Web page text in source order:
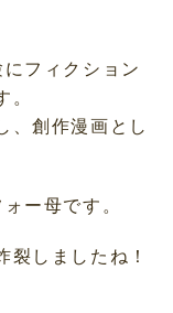
フィクション
、創作漫画とし
ー母です。
しましたね！